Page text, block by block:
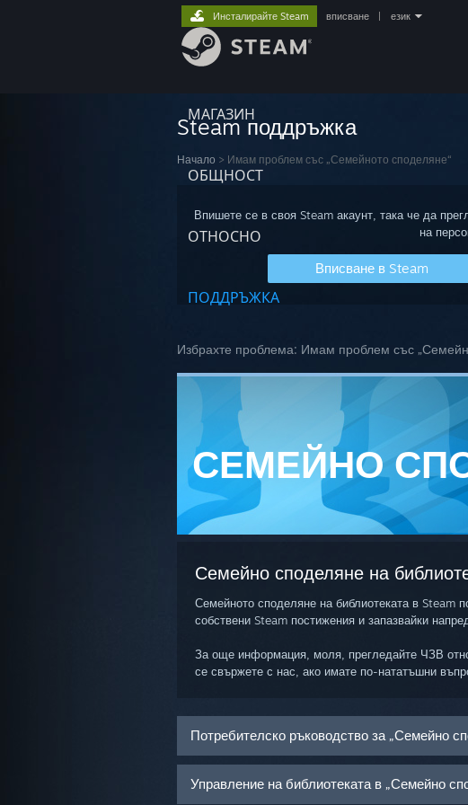
МАГАЗИН
ОБЩНОСТ
ОТНОСНО
ПОДДРЪЖКА
Инсталирайте Steam вписване език
Steam поддръжка
Начало > Имам проблем със „Семейното споделяне“
Впишете се в своя Steam акаунт, така че да
на
Вписване в Steam
Избрахте проблема: Имам проблем със
СЕМЕЙНО
Семейно споделяне на
Семейното споделяне на библиотеката в Steam
собствени Steam постижения и запазвайки
За още информация, моля, прегледайте ЧЗВ
се свържете с нас, ако имате по-нататъшни
Потребителско ръководство за „Семейно
Управление на библиотеката в „Семейно